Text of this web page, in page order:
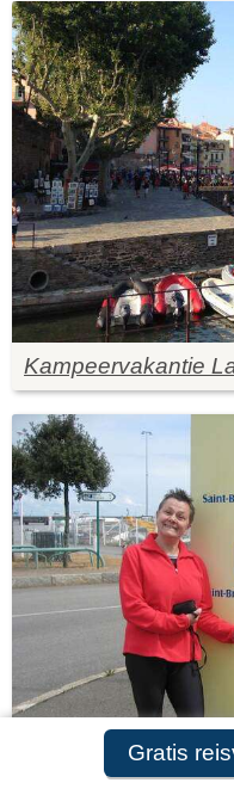
Gratis
Kampeervakantie
Fietsvakantie in